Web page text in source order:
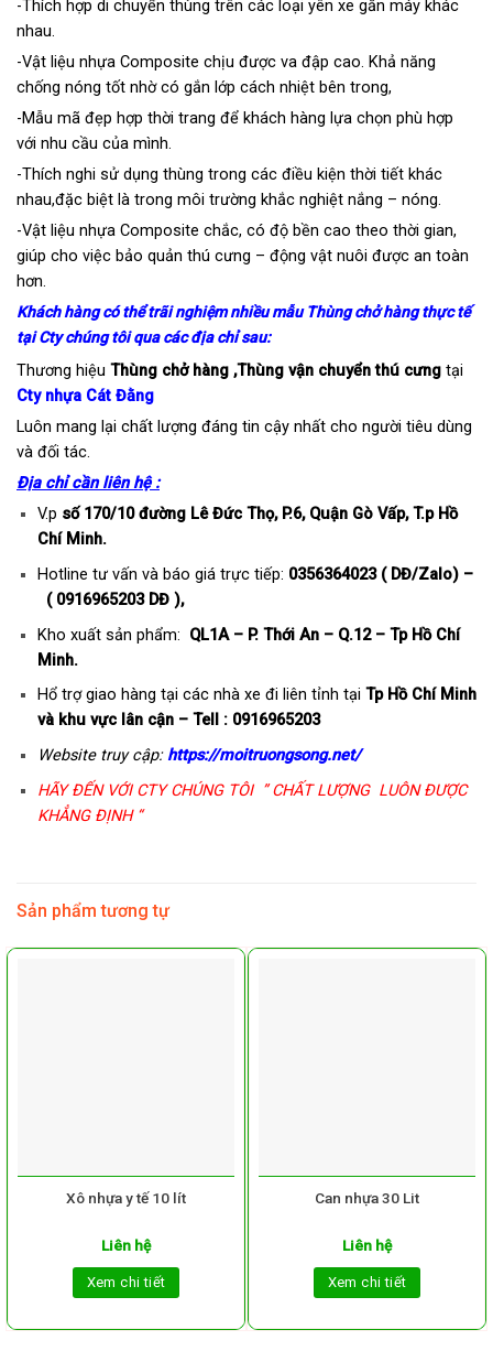
-Thích hợp di chuyển thùng trên các loại yên xe gắn máy khác
nhau.
-Vật liệu nhựa Composite chịu được va đập cao. Khả năng
chống nóng tốt nhờ có gắn lớp cách nhiệt bên trong,
-Mẫu mã đẹp hợp thời trang để khách hàng lựa chọn phù hợp
với nhu cầu của mình.
-Thích nghi sử dụng thùng trong các điều kiện thời tiết khác
nhau,đặc biệt là trong môi trường khắc nghiệt nắng – nóng.
-Vật liệu nhựa Composite chắc, có độ bền cao theo thời gian,
giúp cho việc bảo quản thú cưng – động vật nuôi được an toàn
hơn.
Khách hàng có thể trãi nghiệm nhiều mẫu Thùng chở hàng thực tế
tại Cty chúng tôi qua các địa chỉ sau:
Thương hiệu Thùng chở hàng ,Thùng vận chuyển thú cưng tại
Cty nhựa Cát Đằng
Luôn mang lại chất lượng đáng tin cậy nhất cho người tiêu dùng
và đối tác.
Địa chỉ cần liên hệ :
V.p số 170/10 đường Lê Đức Thọ, P.6, Quận Gò Vấp, T.p Hồ
Chí Minh.
Hotline tư vấn và báo giá trực tiếp: 0356364023 ( DĐ/Zalo) –
( 0916965203 DĐ ),
Kho xuất sản phẩm: QL1A – P. Thới An – Q.12 – Tp Hồ Chí
Minh.
Hổ trợ giao hàng tại các nhà xe đi liên tỉnh tại Tp Hồ Chí Minh
và khu vực lân cận – Tell : 0916965203
Website truy cập: https://moitruongsong.net/
HÃY ĐẾN VỚI CTY CHÚNG TÔI ” CHẤT LƯỢNG LUÔN ĐƯỢC
KHẲNG ĐỊNH “
Sản phẩm tương tự
Xô nhựa y tế 10 lít
Liên hệ
Xem chi tiết
Can nhựa 30 Lit
Liên hệ
Xem chi tiết